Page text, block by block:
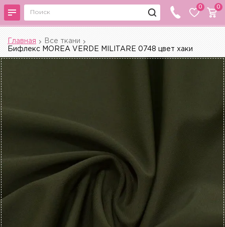
0 0
Главная
Все ткани
Бифлекс MOREA VERDE MILITARE 0748 цвет хаки